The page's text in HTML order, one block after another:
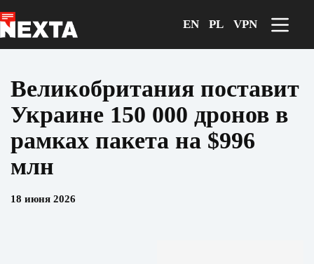
к
сути
EN PL VPN
Великобритания поставит
Украине 150 000 дронов в
рамках пакета на $996
млн
18 июня 2026